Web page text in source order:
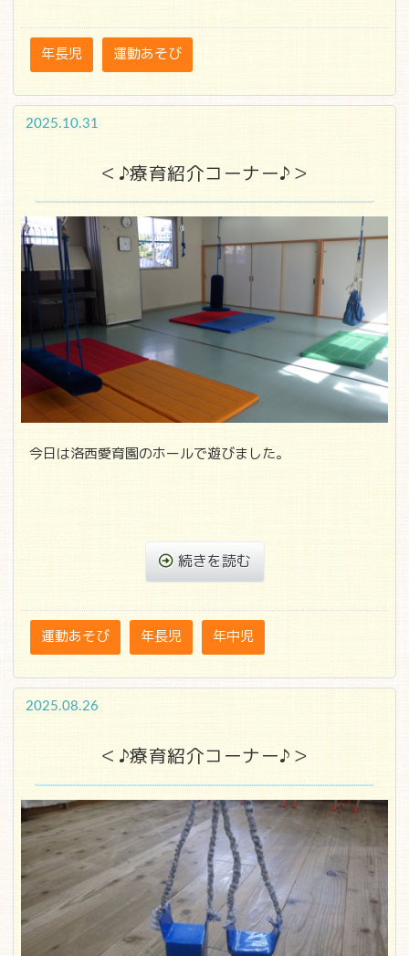
年長児 運動あそび
2025.10.31
＜♪療育紹介コーナー♪＞
今日は洛西愛育園のホールで遊びました。
続きを読む
運動あそび 年長児 年中児
2025.08.26
＜♪療育紹介コーナー♪＞